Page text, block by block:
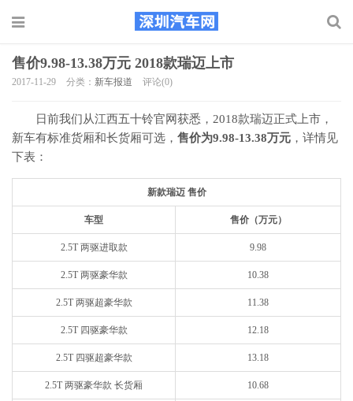
售价9.98-13.38万元 2018款瑞迈上市
2017-11-29 分类： 新车报道 评论(0)
日前我们从江西五十铃官网获悉，2018款瑞迈正式上市，
新车有标准货厢和长货厢可选， 售价为9.98-13.38万元 ，详情见
下表：
新款瑞迈 售价
车型 售价（万元）
2.5T 两驱进取款 9.98
2.5T 两驱豪华款 10.38
2.5T 两驱超豪华款 11.38
2.5T 四驱豪华款 12.18
2.5T 四驱超豪华款 13.18
2.5T 两驱豪华款 长货厢 10.68